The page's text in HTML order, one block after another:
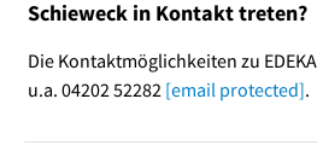
Schieweck in Kontakt treten?
Die Kontaktmöglichkeiten zu
u.a. 04202 52282 [email protected].